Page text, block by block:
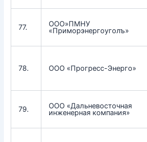
77. ООО»ПМНУ
«Приморэнергоуголъ»
78. ООО «Прогресс-Энерго»
79. ООО «Дальневосточная
инженерная компания»